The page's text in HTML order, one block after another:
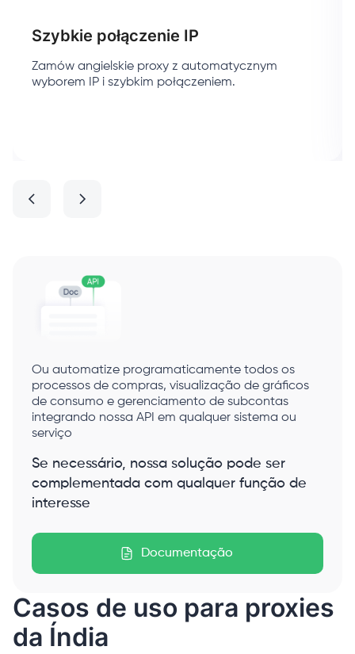
Szybkie połączenie IP
Zamów angielskie proxy z automatycznym
wyborem IP i szybkim połączeniem.
Ou automatize programaticamente todos os
processos de compras, visualização de gráficos
de consumo e gerenciamento de subcontas
integrando nossa API em qualquer sistema ou
serviço
Se necessário, nossa solução pode ser
complementada com qualquer função de
interesse
Documentação
Casos de uso para proxies
da Índia